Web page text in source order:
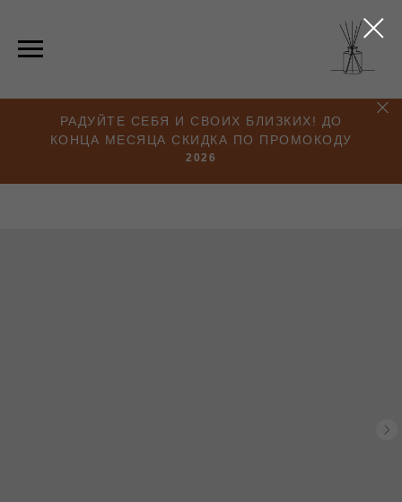
РАДУЙТЕ СЕБЯ И СВОИХ БЛИЗКИХ! ДО
КОНЦА МЕСЯЦА СКИДКА ПО ПРОМОКОДУ
2026